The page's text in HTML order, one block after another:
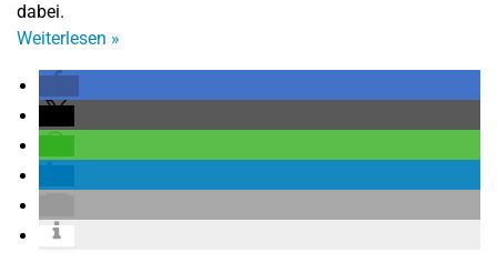
dabei.
Weiterlesen »